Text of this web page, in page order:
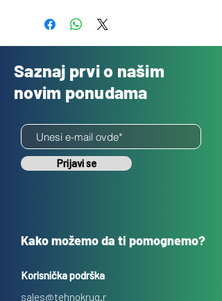
Saznaj prvi o našim
novim ponudama
Prijavi se
Kako možemo da ti pomognemo?
Korisnička podrška
sales@tehnokrug.r